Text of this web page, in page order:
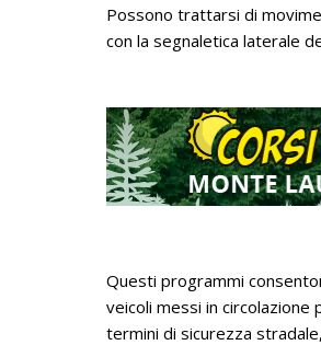
Possono trattarsi di
con la segnaletica laterale
Questi programmi
veicoli messi in
termini di sicurezza